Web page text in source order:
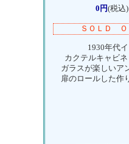
0円(税込)
ＳＯＬＤ Ｏ
1930年代イ
カクテルキャビネ
ガラスが楽しいア
扉のロールした作